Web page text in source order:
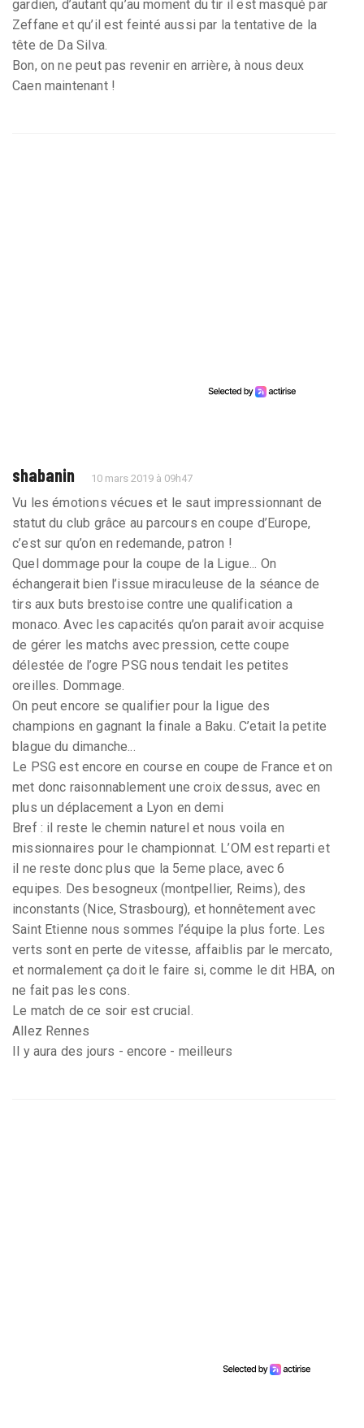
gardien, d’autant qu’au moment du tir il est masqué par
Zeffane et qu’il est feinté aussi par la tentative de la
tête de Da Silva.
Bon, on ne peut pas revenir en arrière, à nous deux
Caen maintenant !
shabanin 10 mars 2019 à 09h47
Vu les émotions vécues et le saut impressionnant de
statut du club grâce au parcours en coupe d’Europe,
c’est sur qu’on en redemande, patron !
Quel dommage pour la coupe de la Ligue... On
échangerait bien l’issue miraculeuse de la séance de
tirs aux buts brestoise contre une qualification a
monaco. Avec les capacités qu’on parait avoir acquise
de gérer les matchs avec pression, cette coupe
délestée de l’ogre PSG nous tendait les petites
oreilles. Dommage.
On peut encore se qualifier pour la ligue des
champions en gagnant la finale a Baku. C’etait la petite
blague du dimanche...
Le PSG est encore en course en coupe de France et on
met donc raisonnablement une croix dessus, avec en
plus un déplacement a Lyon en demi
Bref : il reste le chemin naturel et nous voila en
missionnaires pour le championnat. L’OM est reparti et
il ne reste donc plus que la 5eme place, avec 6
equipes. Des besogneux (montpellier, Reims), des
inconstants (Nice, Strasbourg), et honnêtement avec
Saint Etienne nous sommes l’équipe la plus forte. Les
verts sont en perte de vitesse, affaiblis par le mercato,
et normalement ça doit le faire si, comme le dit HBA, on
ne fait pas les cons.
Le match de ce soir est crucial.
Allez Rennes
Il y aura des jours - encore - meilleurs